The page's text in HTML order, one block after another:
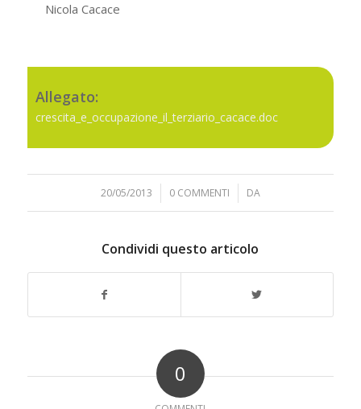
Nicola Cacace
Allegato:
crescita_e_occupazione_il_terziario_cacace.doc
20/05/2013
/ 0 COMMENTI
/ DA
Condividi questo articolo
0